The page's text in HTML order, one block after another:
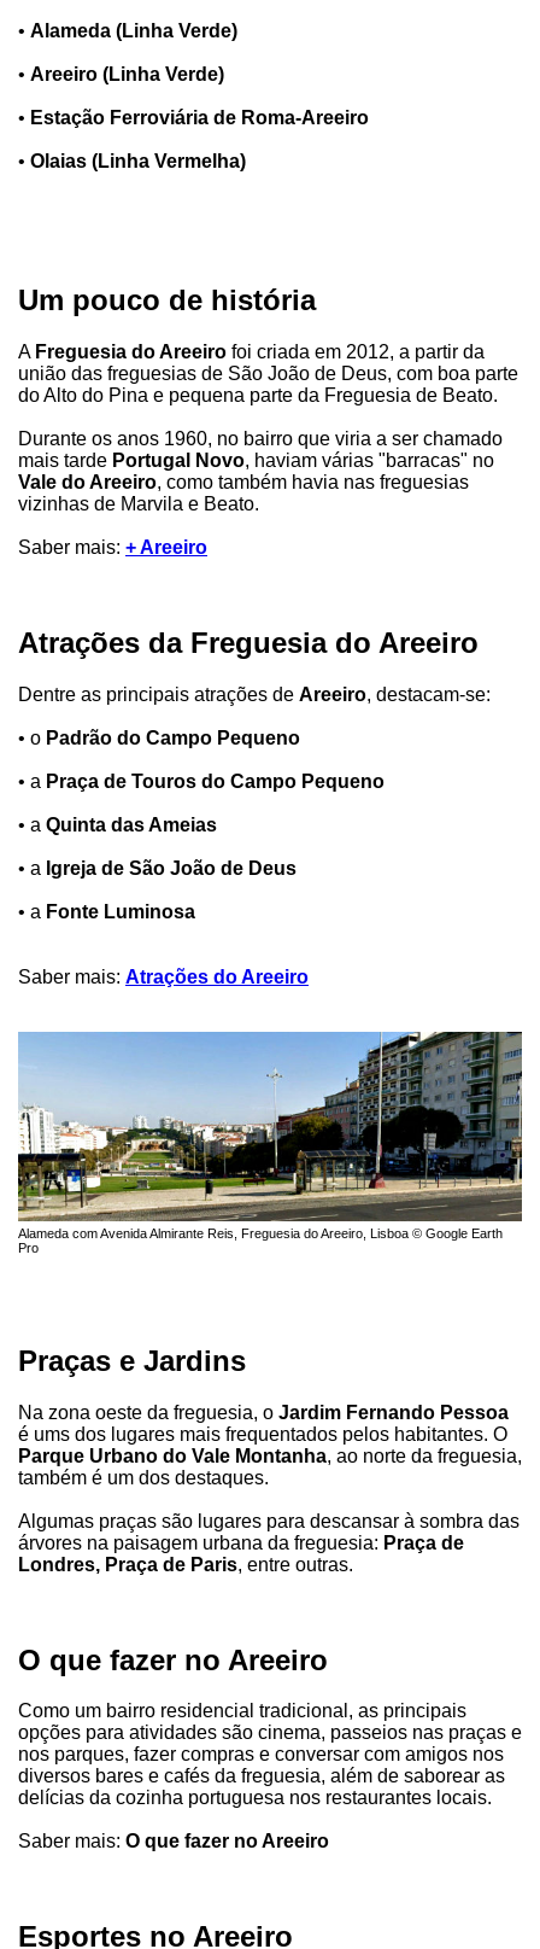
• Alameda (Linha Verde)
• Areeiro (Linha Verde)
• Estação Ferroviária de Roma-Areeiro
• Olaias (Linha Vermelha)
Um pouco de história
A Freguesia do Areeiro foi criada em 2012, a partir da
união das freguesias de São João de Deus, com boa parte
do Alto do Pina e pequena parte da Freguesia de Beato.
Durante os anos 1960, no bairro que viria a ser chamado
mais tarde Portugal Novo, haviam várias "barracas" no
Vale do Areeiro, como também havia nas freguesias
vizinhas de Marvila e Beato.
Saber mais: + Areeiro
Atrações da Freguesia do Areeiro
Dentre as principais atrações de Areeiro, destacam-se:
• o Padrão do Campo Pequeno
• a Praça de Touros do Campo Pequeno
• a Quinta das Ameias
• a Igreja de São João de Deus
• a Fonte Luminosa
Saber mais: Atrações do Areeiro
Alameda com Avenida Almirante Reis, Freguesia do Areeiro, Lisboa © Google Earth
Pro
Praças e Jardins
Na zona oeste da freguesia, o Jardim Fernando Pessoa
é ums dos lugares mais frequentados pelos habitantes. O
Parque Urbano do Vale Montanha, ao norte da freguesia,
também é um dos destaques.
Algumas praças são lugares para descansar à sombra das
árvores na paisagem urbana da freguesia: Praça de
Londres, Praça de Paris, entre outras.
O que fazer no Areeiro
Como um bairro residencial tradicional, as principais
opções para atividades são cinema, passeios nas praças e
nos parques, fazer compras e conversar com amigos nos
diversos bares e cafés da freguesia, além de saborear as
delícias da cozinha portuguesa nos restaurantes locais.
Saber mais: O que fazer no Areeiro
Esportes no Areeiro